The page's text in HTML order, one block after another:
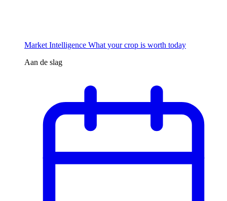
Market Intelligence What your crop is worth today
Aan de slag